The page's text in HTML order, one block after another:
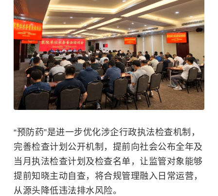
“预防药”是进一步优化涉企行政执法检查机制，
完善检查计划公开机制，提前向社会公布全年及
当月执法检查计划及检查名单，让监管对象能够
提前知晓主动自查，将合规管理融入日常运营，
从源头降低违法排水风险。